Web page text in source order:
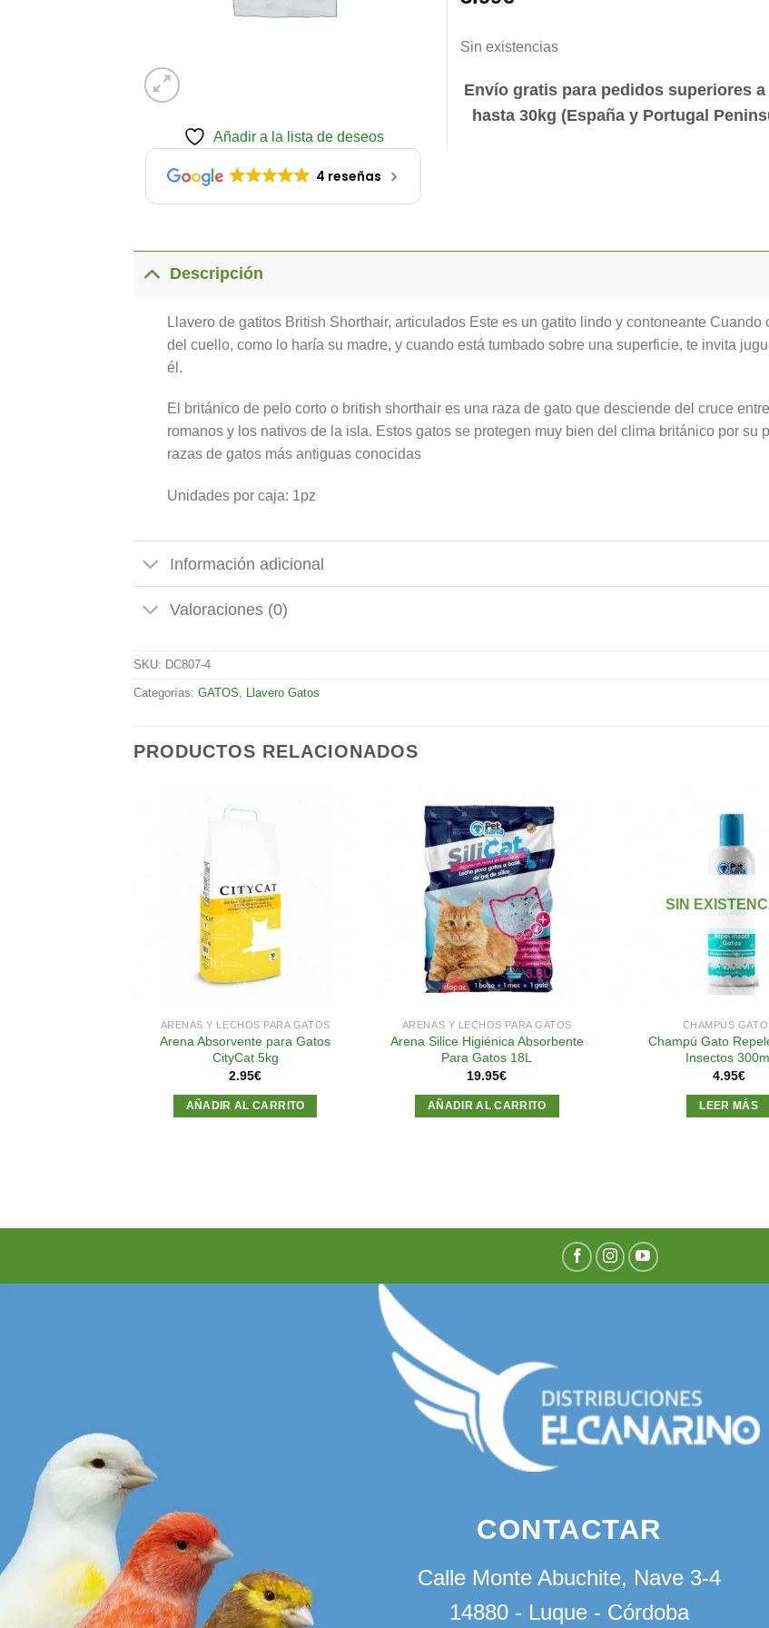
Añadir a la lista de deseos
4 reseñas
Sin existencias
Envío gratis para pedidos superiores a
hasta 30kg (España y Portugal
Descripción
Llavero de gatitos British Shorthair, articulados Este es un gatito lindo y contoneante
del cuello, como lo haría su madre, y cuando está tumbado sobre una superficie, te invita
él.
El británico de pelo corto o british shorthair es una raza de gato que desciende del cruce
romanos y los nativos de la isla. Estos gatos se protegen muy bien del clima británico por su
razas de gatos más antiguas conocidas
Unidades por caja: 1pz
Información adicional
Valoraciones (0)
SKU: DC807-4
Categorías: GATOS, Llavero Gatos
PRODUCTOS RELACIONADOS
ARENAS Y LECHOS PARA GATOS
Arena Absorvente para Gatos
CityCat 5kg
2.95€
AÑADIR AL CARRITO
Añadir
lista de
deseos
ARENAS Y LECHOS PARA GATOS
Arena Silice Higiénica Absorbente
Para Gatos 18L
19.95€
AÑADIR AL CARRITO
SIN
CHAMPÚS
Champú Gato
Insectos
4.95€
LEER MÁS
CONTACTAR
Calle Monte Abuchite, Nave 3-4
14880 - Luque - Córdoba